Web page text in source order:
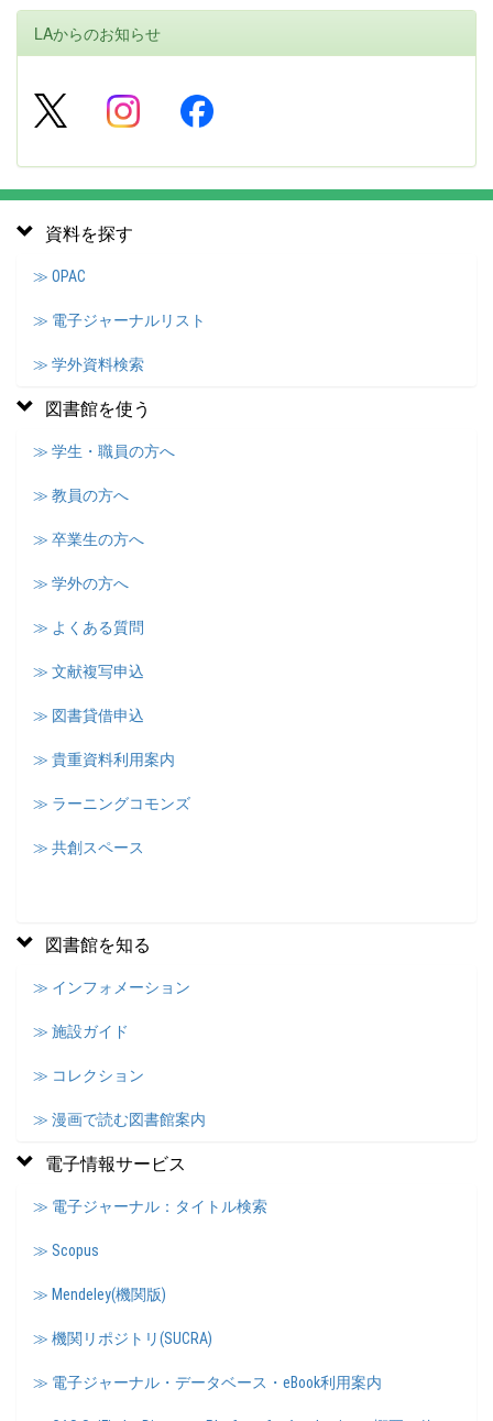
LAからのお知らせ
資料を探す
≫ OPAC
≫ 電子ジャーナルリスト
≫ 学外資料検索
図書館を使う
≫ 学生・職員の方へ
≫ 教員の方へ
≫ 卒業生の方へ
≫ 学外の方へ
≫ よくある質問
≫ 文献複写申込
≫ 図書貸借申込
≫ 貴重資料利用案内
≫ ラーニングコモンズ
≫ 共創スペース
図書館を知る
≫ インフォメーション
≫ 施設ガイド
≫ コレクション
≫ 漫画で読む図書館案内
電子情報サービス
≫ 電子ジャーナル：タイトル検索
≫ Scopus
≫ Mendeley(機関版)
≫ 機関リポジトリ(SUCRA)
≫ 電子ジャーナル・データベース・eBook利用案内